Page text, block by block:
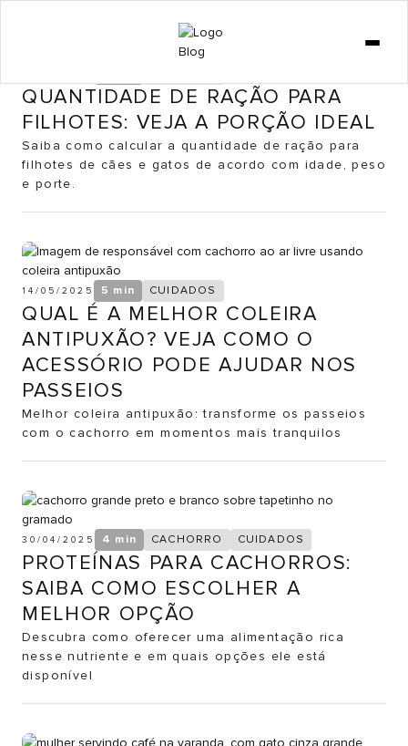
CURIOSIDADES
LOJA
QUANTIDADE DE RAÇÃO PARA
FILHOTES: VEJA A PORÇÃO IDEAL
Saiba como calcular a quantidade de ração para
filhotes de cães e gatos de acordo com idade, peso
e porte.
14/05/2025 5 min CUIDADOS
QUAL É A MELHOR COLEIRA
ANTIPUXÃO? VEJA COMO O
ACESSÓRIO PODE AJUDAR NOS
PASSEIOS
Melhor coleira antipuxão: transforme os passeios
com o cachorro em momentos mais tranquilos
30/04/2025 4 min CACHORRO CUIDADOS
PROTEÍNAS PARA CACHORROS:
SAIBA COMO ESCOLHER A
MELHOR OPÇÃO
Descubra como oferecer uma alimentação rica
nesse nutriente e em quais opções ele está
disponível